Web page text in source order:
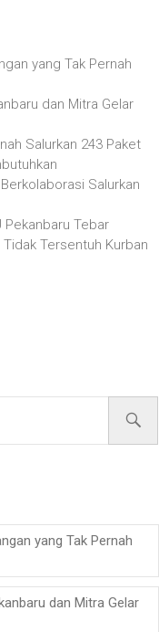
yang Tak Pernah
dan Mitra Gelar
Salurkan 243 Paket
Salurkan
Pekanbaru Tebar
Tersentuh Kurban
yang Tak Pernah
dan Mitra Gelar